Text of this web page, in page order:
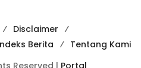
Disclaimer
Berita
Tentang Kami
Reserved | Portal